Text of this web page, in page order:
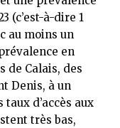
(c’est-à-dire 1
au moins un
en
de Calais, des
Denis, à un
d’accès aux
très bas,